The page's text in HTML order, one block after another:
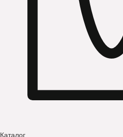
Каталог